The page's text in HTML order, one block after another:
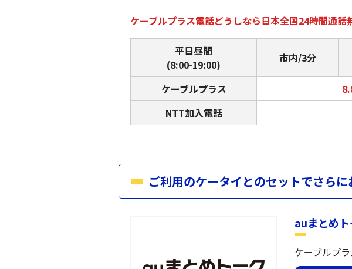
ケーブルプラス電話どうしなら日本全国24時間通話
平日昼間
(8:00-19:00)
市内/3分
ケーブルプラス
NTT加入電話
ご利用のケータイとのセットでさらに
auまとめト
ケーブルプ